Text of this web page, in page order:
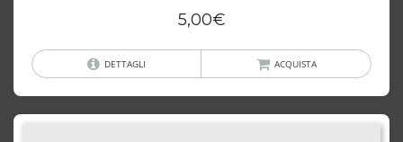
5,00€
DETTAGLI ACQUISTA